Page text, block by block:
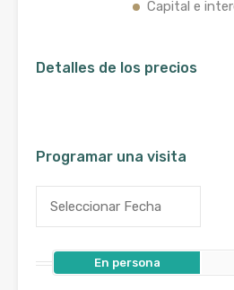
Capital e
Detalles de los precios
Programar una visita
En persona